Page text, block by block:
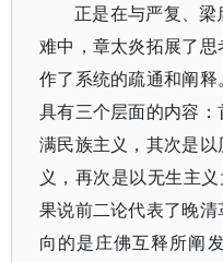
正是在与严复、
难中，章太炎拓展了
作了系统的疏通和阐释
具有三个层面的内容
满民族主义，其次是
义，再次是以无生主
果说前二论代表了晚
向的是庄佛互释所阐